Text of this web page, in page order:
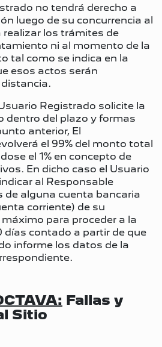
no tendrá derecho a
luego de su concurrencia al
realizar los trámites de
ni al momento de la
tal como se indica en la
esos actos serán
distancia.
Registrado solicite la
dentro del plazo y formas
anterior, El
el 99% del monto total
el 1% en concepto de
En dicho caso el Usuario
al Responsable
de alguna cuenta bancaria
corriente) de su
para proceder a la
días contado a partir de que
informe los datos de la
Fallas y
Sitio